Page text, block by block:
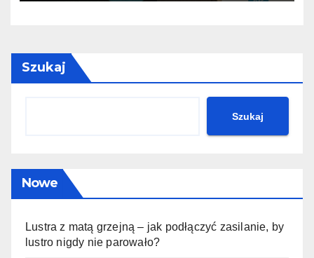
Szukaj
Szukaj
Nowe
Lustra z matą grzejną – jak podłączyć zasilanie, by
lustro nigdy nie parowało?